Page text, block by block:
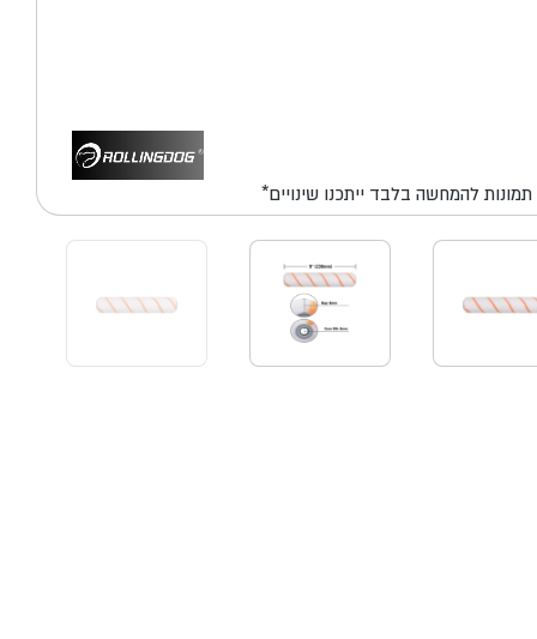
*תמונות להמחשה בלבד ייתכנו שינויים